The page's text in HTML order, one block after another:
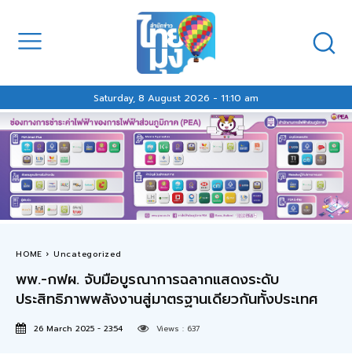
Saturday, 8 August 2026 - 11:10 am
HOME Uncategorized
พพ.-กฟผ. จับมือบูรณาการฉลากแสดงระดับ
ประสิทธิภาพพลังงานสู่มาตรฐานเดียวกันทั้งประเทศ
26 March 2025 - 23:54 Views : 637